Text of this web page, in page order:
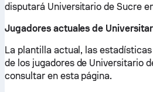
disputará Universitario de Sucre
Jugadores actuales de
La plantilla actual, las
de los jugadores de Universitario
consultar en esta página.